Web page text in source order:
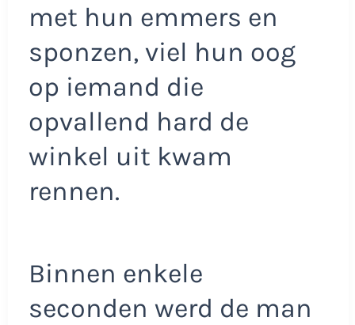
met hun emmers en
sponzen, viel hun oog
op iemand die
opvallend hard de
winkel uit kwam
rennen.
Binnen enkele
seconden werd de man